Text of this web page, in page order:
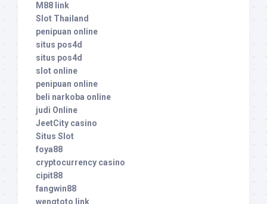
M88 link
Slot Thailand
penipuan online
situs pos4d
situs pos4d
slot online
penipuan online
beli narkoba online
judi Online
JeetCity casino
Situs Slot
foya88
cryptocurrency casino
cipit88
fangwin88
wengtoto link